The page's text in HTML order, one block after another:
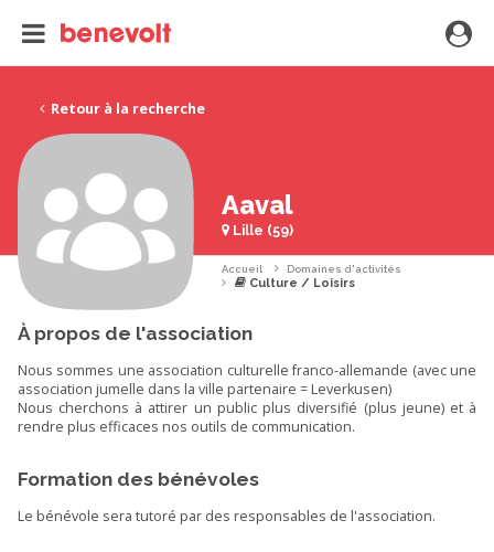
Retour à la recherche
Aaval
Lille (59)
Accueil Domaines d'activités
Culture / Loisirs
À propos de l'association
Nous sommes une association culturelle franco-allemande (avec une
association jumelle dans la ville partenaire = Leverkusen)
Nous cherchons à attirer un public plus diversifié (plus jeune) et à
rendre plus efficaces nos outils de communication.
Formation des bénévoles
Le bénévole sera tutoré par des responsables de l'association.